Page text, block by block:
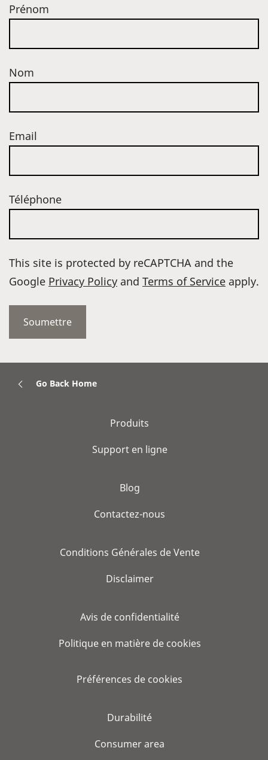
Prénom
Nom
Email
Téléphone
This site is protected by reCAPTCHA and the
Google Privacy Policy and Terms of Service apply.
Go Back Home
Produits
Support en ligne
Blog
Contactez-nous
Conditions Générales de Vente
Disclaimer
Avis de confidentialité
Politique en matière de cookies
Préférences de cookies
Durabilité
Consumer area